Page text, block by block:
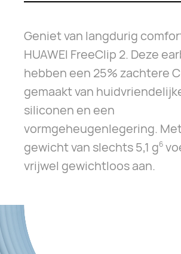
Geniet van langdurig
HUAWEI FreeClip 2. Deze
hebben een 25% zachtere
gemaakt van
siliconen en een
vormgeheugenlegering.
gewicht van slechts 5,1 g6
vrijwel gewichtloos aan.